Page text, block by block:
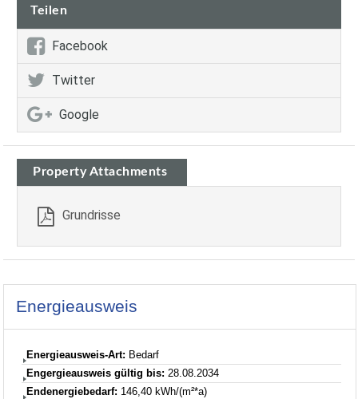
Teilen
Facebook
Twitter
Google
Property Attachments
Grundrisse
Energieausweis
Energieausweis-Art: Bedarf
Engergieausweis gültig bis: 28.08.2034
Endenergiebedarf: 146,40 kWh/(m²*a)